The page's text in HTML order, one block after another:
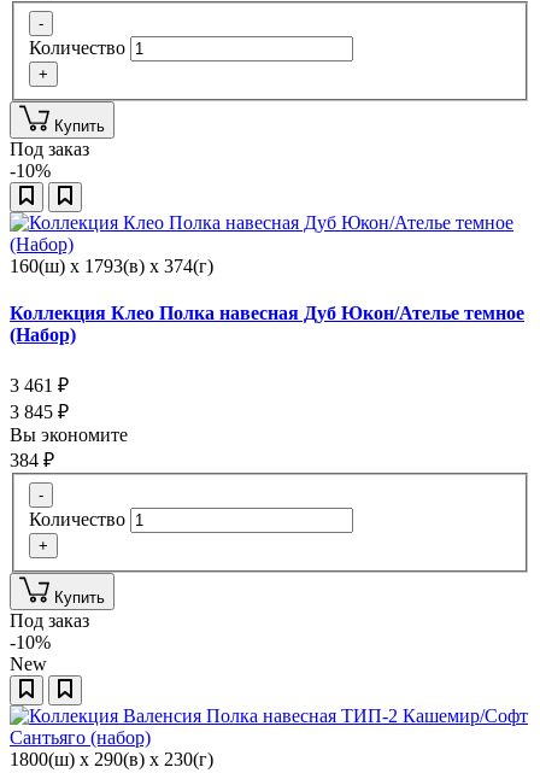
-
Количество
+
Купить
Под заказ
-10%
160(ш) x 1793(в) x 374(г)
Коллекция Клео Полка навесная Дуб Юкон/Ателье темное
(Набор)
3 461 ₽
3 845 ₽
Вы экономите
384 ₽
-
Количество
+
Купить
Под заказ
-10%
New
1800(ш) x 290(в) x 230(г)